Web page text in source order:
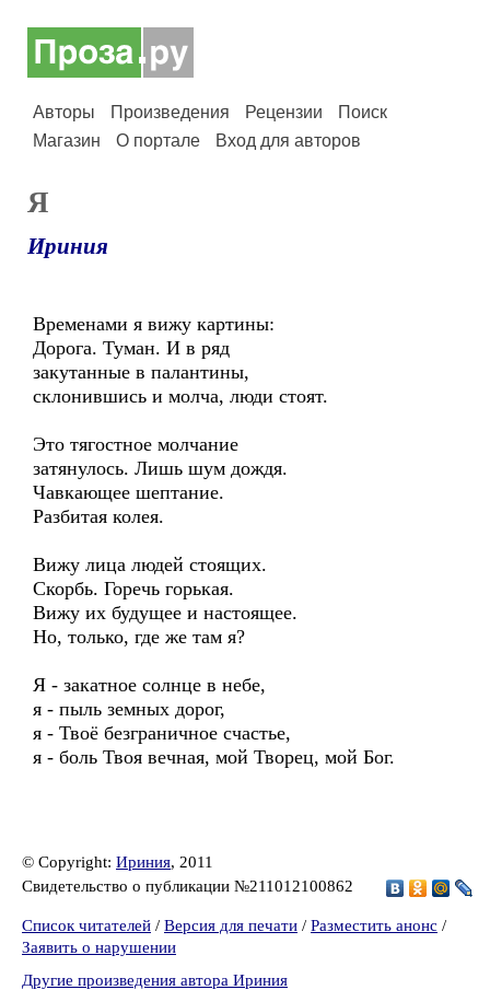
Авторы Произведения Рецензии
Поиск
Магазин
О портале Вход для авторов
Я
Ириния
Временами я вижу картины:
Дорога. Туман. И в ряд
закутанные в палантины,
склонившись и молча, люди стоят.
Это тягостное молчание
затянулось. Лишь шум дождя.
Чавкающее шептание.
Разбитая колея.
Вижу лица людей стоящих.
Скорбь. Горечь горькая.
Вижу их будущее и настоящее.
Но, только, где же там я?
Я - закатное солнце в небе,
я - пыль земных дорог,
я - Твоё безграничное счастье,
я - боль Твоя вечная, мой Творец, мой Бог.
© Copyright: Ириния, 2011
Свидетельство о публикации №211012100862
Список читателей / Версия для печати / Разместить анонс /
Заявить о нарушении
Другие произведения автора Ириния